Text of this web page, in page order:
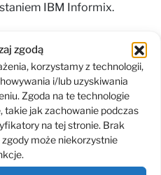
zgodą
korzystamy z technologii,
i/lub uzyskiwania
Zgoda na te technologie
takie jak zachowanie podczas
na tej stronie. Brak
może niekorzystnie
IBM Informix.
przez IBM.
10
SaaS